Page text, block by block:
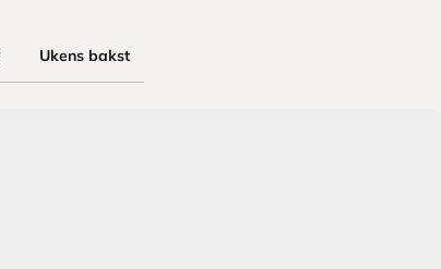
Ukens bakst